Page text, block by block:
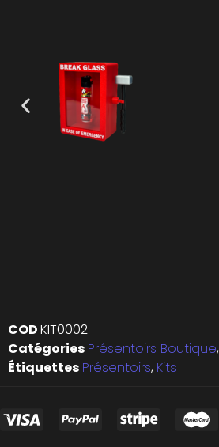
CODKIT0002
Catégories Présentoirs Boutique,
Étiquettes Présentoirs, Kits